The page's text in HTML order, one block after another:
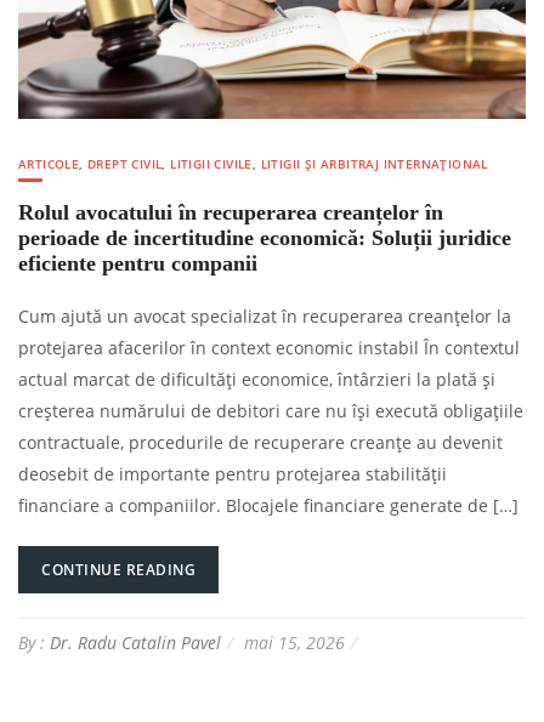
ARTICOLE, DREPT CIVIL, LITIGII CIVILE, LITIGII ȘI ARBITRAJ INTERNAȚIONAL
Rolul avocatului în recuperarea creanțelor în
perioade de incertitudine economică: Soluții juridice
eficiente pentru companii
Cum ajută un avocat specializat în recuperarea creanțelor la
protejarea afacerilor în context economic instabil În contextul
actual marcat de dificultăți economice, întârzieri la plată și
creșterea numărului de debitori care nu își execută obligațiile
contractuale, procedurile de recuperare creanțe au devenit
deosebit de importante pentru protejarea stabilității
financiare a companiilor. Blocajele financiare generate de […]
CONTINUE READING
By : Dr. Radu Catalin Pavel mai 15, 2026